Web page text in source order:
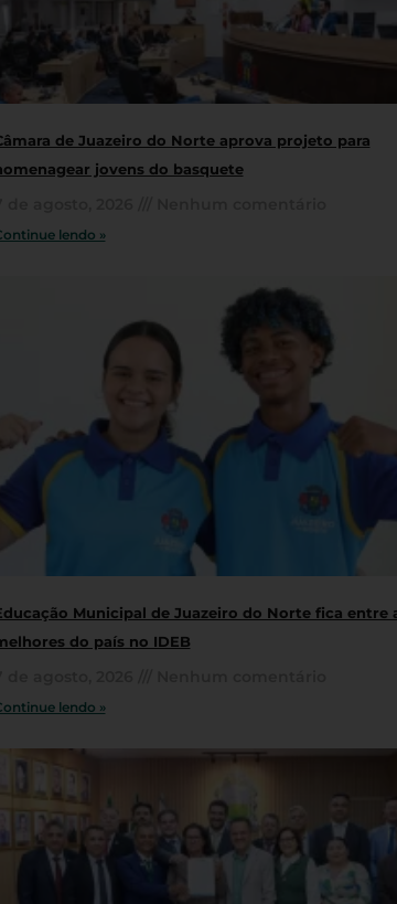
de Juazeiro do Norte aprova projeto para
jovens do basquete
lendo »
Municipal de Juazeiro do Norte fica entre
do país no IDEB
lendo »